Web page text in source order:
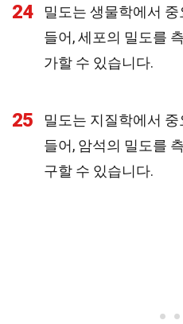
24
밀도는 생물학에서
들어, 세포의 밀도를
가할 수 있습니다.
25
밀도는 지질학에서
들어, 암석의 밀도를
구할 수 있습니다.